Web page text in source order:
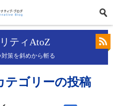
ティAtoZ
策を斜めから斬る
テゴリーの投稿